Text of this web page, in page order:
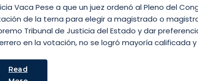
Vaca Pese a que un juez ordenó al Pleno del
de la terna para elegir a magistrado o
Tribunal de Justicia del Estado y dar
en la votación, no se logró mayoría calificada
Read